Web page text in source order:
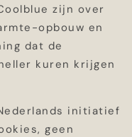
zijn over
opbouw en
dat de
kuren krijgen
initiatief
geen